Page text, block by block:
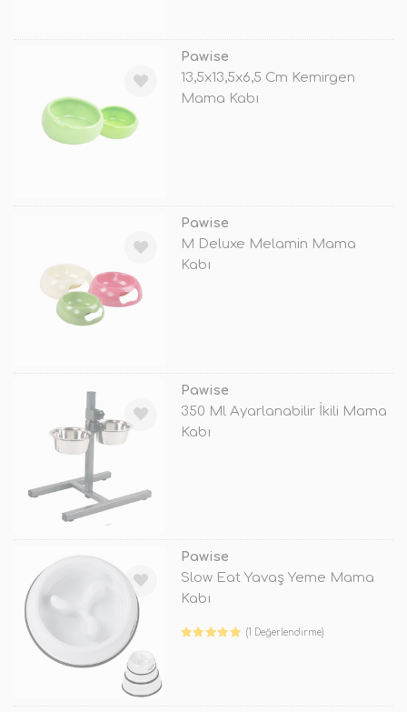
Pawise
13,5x13,5x6,5 Cm Kemirgen
Mama Kabı
Pawise
M Deluxe Melamin Mama
Kabı
Pawise
350 Ml Ayarlanabilir İkili Mama
Kabı
Pawise
Slow Eat Yavaş Yeme Mama
Kabı
(1 Değerlendirme)